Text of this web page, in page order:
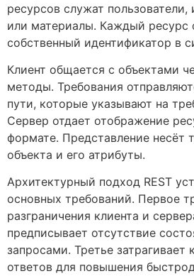
ресурсов служат пользователи,
или материалы. Каждый ресурс
собственный идентификатор в
Клиент общается с объектами
методы. Требования
пути, которые указывают на
Сервер отдает отображение
формате. Представление несёт
объекта и его атрибуты.
Архитектурный подход REST
основных требований. Первое
разграничения клиента и
предписывает отсутствие
запросами. Третье затрагивает
ответов для повышения